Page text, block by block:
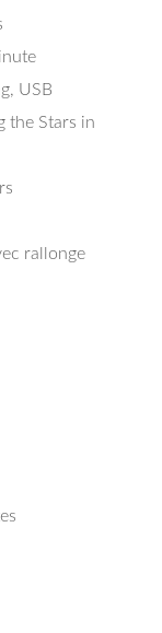
USB
the Stars in
rallonge